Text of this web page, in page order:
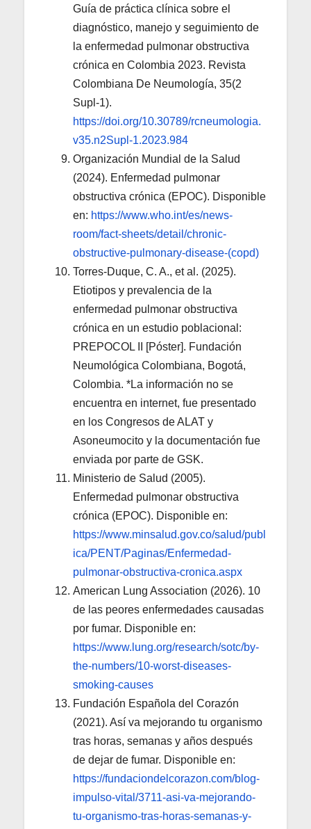
Guía de práctica clínica sobre el
diagnóstico, manejo y seguimiento de
la enfermedad pulmonar obstructiva
crónica en Colombia 2023. Revista
Colombiana De Neumología, 35(2
Supl-1).
https://doi.org/10.30789/rcneumologia.
v35.n2Supl-1.2023.984
Organización Mundial de la Salud
(2024). Enfermedad pulmonar
obstructiva crónica (EPOC). Disponible
en: https://www.who.int/es/news-
room/fact-sheets/detail/chronic-
obstructive-pulmonary-disease-(copd)
Torres-Duque, C. A., et al. (2025).
Etiotipos y prevalencia de la
enfermedad pulmonar obstructiva
crónica en un estudio poblacional:
PREPOCOL II [Póster]. Fundación
Neumológica Colombiana, Bogotá,
Colombia. *La información no se
encuentra en internet, fue presentado
en los Congresos de ALAT y
Asoneumocito y la documentación fue
enviada por parte de GSK.
Ministerio de Salud (2005).
Enfermedad pulmonar obstructiva
crónica (EPOC). Disponible en:
https://www.minsalud.gov.co/salud/publ
ica/PENT/Paginas/Enfermedad-
pulmonar-obstructiva-cronica.aspx
American Lung Association (2026). 10
de las peores enfermedades causadas
por fumar. Disponible en:
https://www.lung.org/research/sotc/by-
the-numbers/10-worst-diseases-
smoking-causes
Fundación Española del Corazón
(2021). Así va mejorando tu organismo
tras horas, semanas y años después
de dejar de fumar. Disponible en:
https://fundaciondelcorazon.com/blog-
impulso-vital/3711-asi-va-mejorando-
tu-organismo-tras-horas-semanas-y-